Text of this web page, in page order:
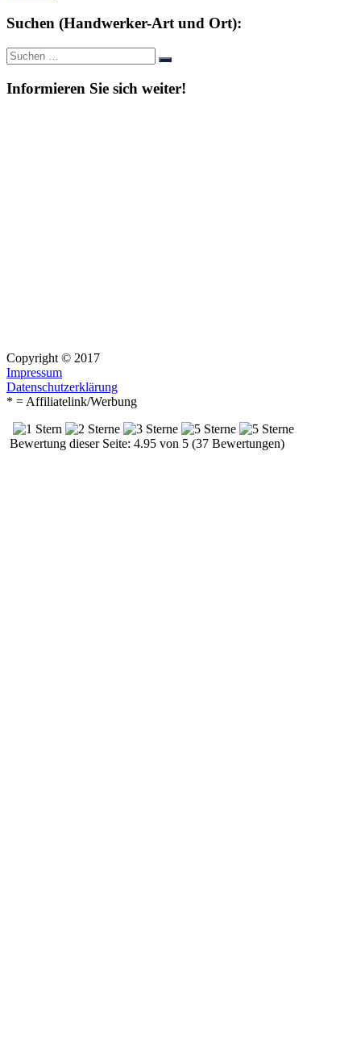
Suchen (Handwerker-Art und Ort):
Suche
nach:
Suchen
Informieren Sie sich weiter!
Copyright © 2017
Impressum
Datenschutzerklärung
* = Affiliatelink/Werbung
Bewertung dieser Seite: 4.95 von 5 (37 Bewertungen)